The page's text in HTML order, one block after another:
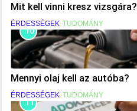
Mit kell vinni kresz vizsgára?
ÉRDESSÉGEK TUDOMÁNY
10
Mennyi olaj kell az autóba?
ÉRDESSÉGEK TUDOMÁNY
11